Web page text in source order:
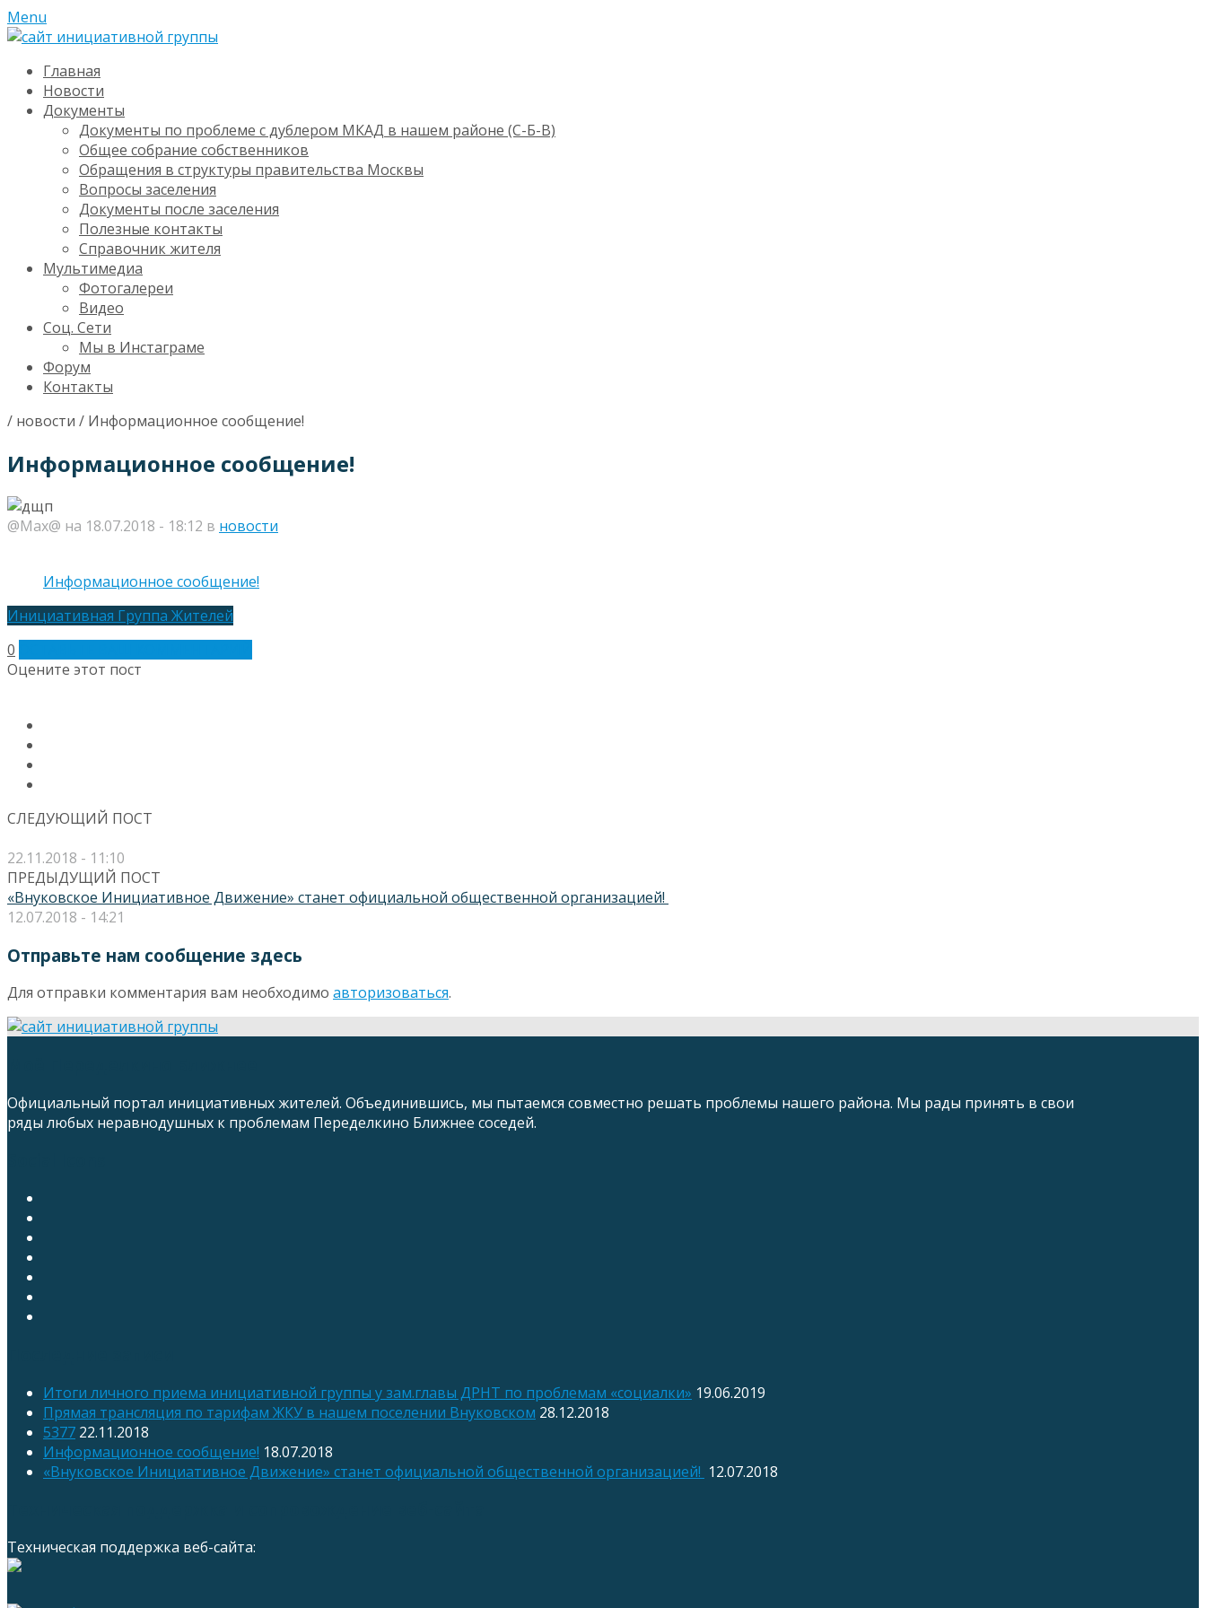
Menu
Главная
Новости
Документы
Документы по проблеме с дублером МКАД в нашем районе (С-Б-В)
Общее собрание собственников
Обращения в структуры правительства Москвы
Вопросы заселения
Документы после заселения
Полезные контакты
Справочник жителя
Мультимедиа
Фотогалереи
Видео
Соц. Сети
Мы в Инстаграме
Форум
Контакты
/ новости / Информационное сообщение!
Информационное сообщение!
@Max@ на 18.07.2018 - 18:12 в новости
Информационное сообщение!
Инициативная Группа Жителей
0
Оцените этот пост
СЛЕДУЮЩИЙ ПОСТ
22.11.2018 - 11:10
ПРЕДЫДУЩИЙ ПОСТ
«Внуковское Инициативное Движение» станет официальной общественной организацией!
12.07.2018 - 14:21
Отправьте нам сообщение здесь
Для отправки комментария вам необходимо авторизоваться.
Официальный портал инициативных жителей. Объединившись, мы пытаемся совместно решать проблемы нашего района. Мы рады принять в свои
ряды любых неравнодушных к проблемам Переделкино Ближнее соседей.
Итоги личного приема инициативной группы у зам.главы ДРНТ по проблемам «социалки» 19.06.2019
Прямая трансляция по тарифам ЖКУ в нашем поселении Внуковском 28.12.2018
5377 22.11.2018
Информационное сообщение! 18.07.2018
«Внуковское Инициативное Движение» станет официальной общественной организацией! 12.07.2018
Техническая поддержка веб-сайта: